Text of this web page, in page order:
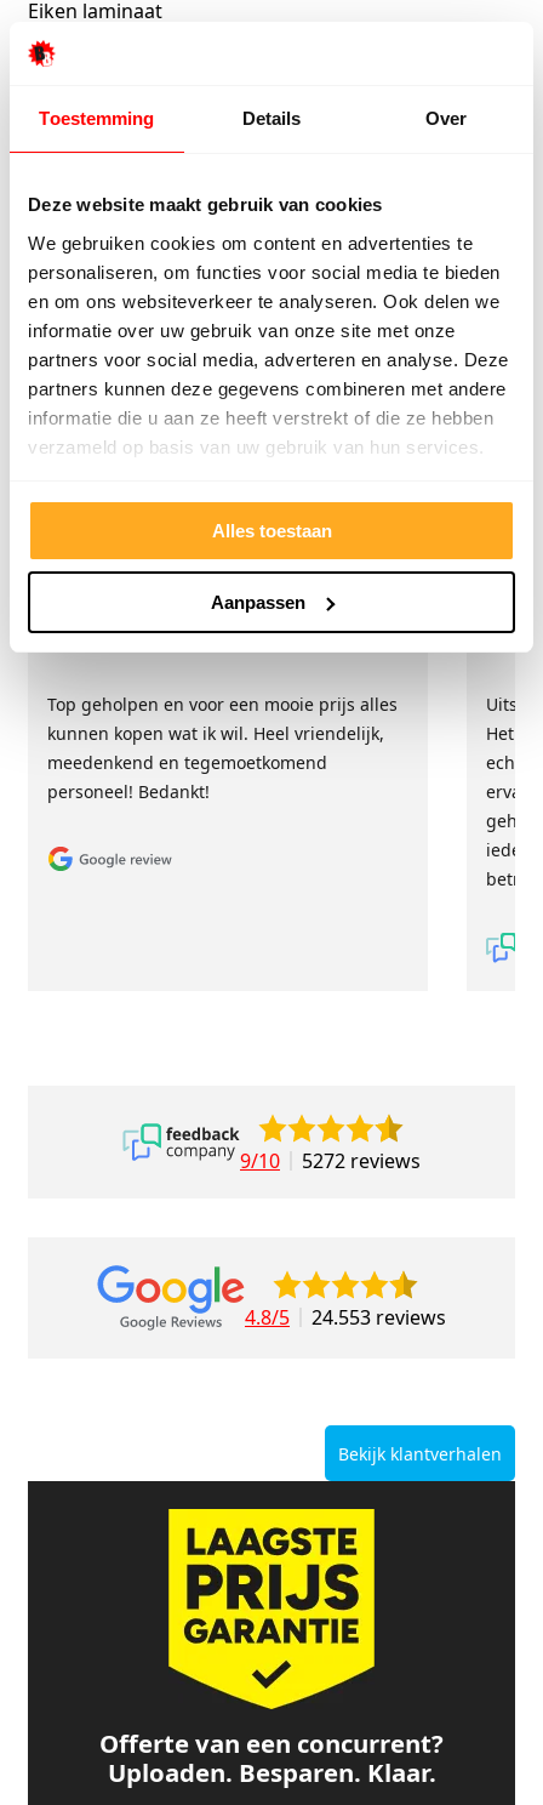
Toestemming Details Over
Deze website maakt gebruik van cookies
We gebruiken cookies om content en advertenties te
personaliseren, om functies voor social media te bieden
en om ons websiteverkeer te analyseren. Ook delen we
informatie over uw gebruik van onze site met onze
partners voor social media, adverteren en analyse. Deze
partners kunnen deze gegevens combineren met andere
informatie die u aan ze heeft verstrekt of die ze hebben
verzameld op basis van uw gebruik van hun services.
Alles toestaan
Aanpassen
Eiken laminaat
Veel gezochte laminaat merken
Balterio laminaat
Parador laminaat
Krono laminaat
Bekijk alle merken
Onze klanten beoordelen ons met een 9/10
Top geholpen en voor een mooie prijs alles
kunnen kopen wat ik wil. Heel vriendelijk,
meedenkend en tegemoetkomend
personeel! Bedankt!
Het
echt
9/10 5272 reviews
4.8/5 24.553 reviews
Bekijk klantverhalen
Offerte van een concurrent?
Uploaden. Besparen. Klaar.